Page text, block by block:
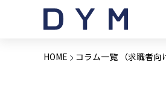
HOME コラム一覧 （求職者向